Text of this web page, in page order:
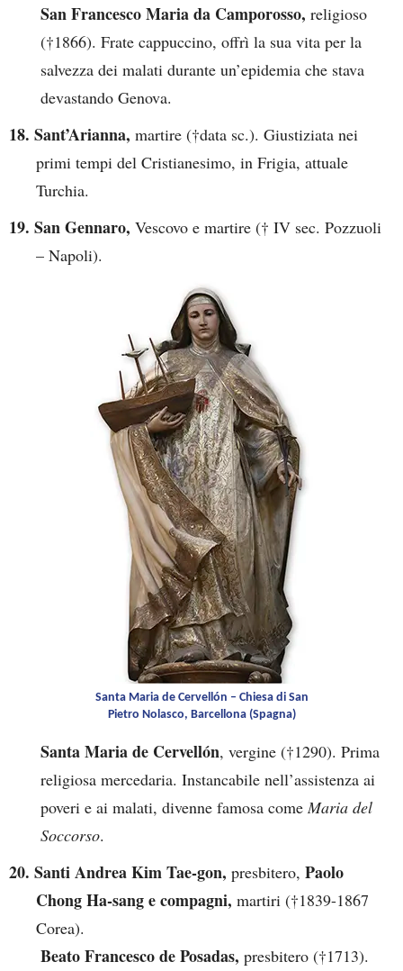
San Francesco Maria da Camporosso, religioso
(†1866). Frate cappuccino, offrì la sua vita per la
salvezza dei malati durante un’epidemia che stava
devastando Genova.
18. Sant’Arianna, martire (†data sc.). Giustiziata nei
primi tempi del Cristianesimo, in Frigia, attuale
Turchia.
19. San Gennaro, Vescovo e martire († IV sec. Pozzuoli
– Napoli).
Santa Maria de Cervellón – Chiesa di San
Pietro Nolasco, Barcellona (Spagna)
Santa Maria de Cervellón, vergine (†1290). Prima
religiosa mercedaria. Instancabile nell’assistenza ai
poveri e ai malati, divenne famosa comeMaria del
Soccorso.
20. Santi Andrea Kim Tae-gon, presbitero, Paolo
Chong Ha-sang e compagni, martiri (†1839-1867
Corea).
Beato Francesco de Posadas, presbitero (†1713).